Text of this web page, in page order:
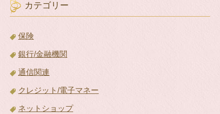
カテゴリー
保険
銀行/金融機関
通信関連
クレジット/電子マネー
ネットショップ